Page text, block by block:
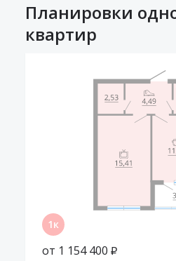
Планировки
квартир
от 1 154 400 ₽